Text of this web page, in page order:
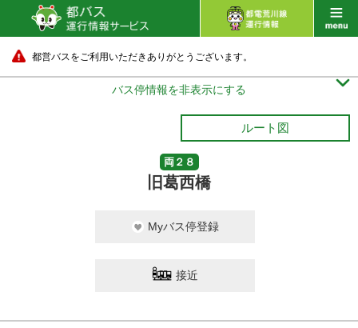
都営バスをご利用いただきありがとうございます。
バス停情報を非表示にする 
ルート図
両２８
旧葛西橋
Myバス停登録
接近